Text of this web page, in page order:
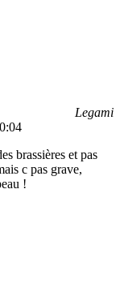
Legami
brassières et pas
c pas grave,
!